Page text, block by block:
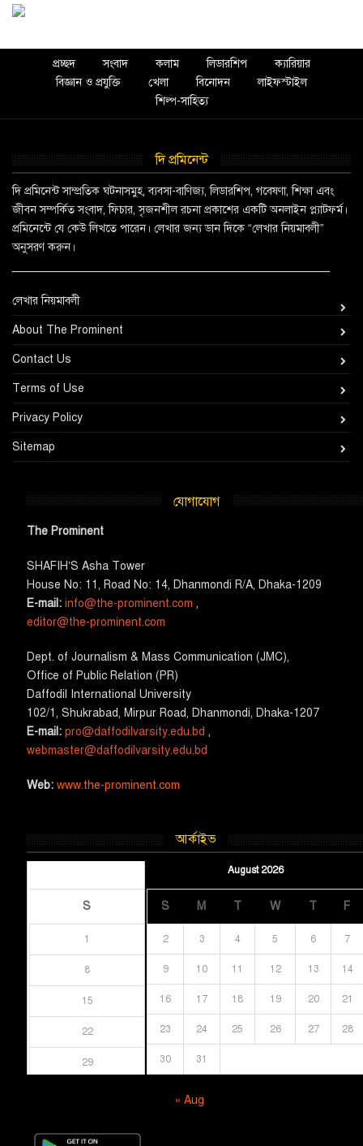
প্রচ্ছদ সংবাদ কলাম লিডারশিপ
ক্যারিয়ার
বিজ্ঞান ও প্রযুক্তি
খেলা বিনোদন
লাইফস্টাইল
শিল্প-সাহিত্য
দি প্রমিনেন্ট
দি প্রমিনেন্ট সাম্প্রতিক ঘটনাসমুহ, ব্যবসা-বাণিজ্য, লিডারশিপ, গবেষণা, শিক্ষা এবং
জীবন সম্পর্কিত সংবাদ, ফিচার, সৃজনশীল রচনা প্রকাশের একটি অনলাইন প্ল্যাটফর্ম।
প্রমিনেন্টে যে কেউ লিখতে পারেন। লেখার জন্য ডান দিকে “লেখার নিয়মাবলী”
অনুসরণ করুন।
লেখার নিয়মাবলী
About The Prominent
Contact Us
Terms of Use
Privacy Policy
Sitemap
যোগাযোগ
The Prominent
SHAFIH’S Asha​ Tower​
House No: 11, Road No: 14, Dhanmondi R/A, Dhaka-1209
E-mail:info@the-prominent.com ,
editor@the-prominent.com
​Dept. of Journalism & Mass Communication (JMC)​,
Office of Public Relation (PR)
​Daffodil International University
102/1, Shukrabad, Mirpur Road, Dhanmondi, Dhaka-1207
E-mail:pro@daffodilvarsity.edu.bd ,
webmaster@daffodilvarsity.edu.bd
Web:www.the-prominent.com
আর্কাইভ
August 2026
S M T W T F
2 3 4 5 6 7
9 10 11 12 13 14
16 17 18 19 20 21
23 24 25 26 27 28
30 31
S
1
8
15
22
29
« Aug